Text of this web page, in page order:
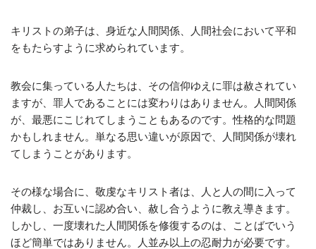
キリストの弟子は、身近な人間関係、人間社会において平和
をもたらすように求められています。
教会に集っている人たちは、その信仰ゆえに罪は赦されてい
ますが、罪人であることには変わりはありません。人間関係
が、最悪にこじれてしまうこともあるのです。性格的な問題
かもしれません。単なる思い違いが原因で、人間関係が壊れ
てしまうことがあります。
その様な場合に、敬虔なキリスト者は、人と人の間に入って
仲裁し、お互いに認め合い、赦し合うように教え導きます。
しかし、一度壊れた人間関係を修復するのは、ことばでいう
ほど簡単ではありません。人並み以上の忍耐力が必要です。